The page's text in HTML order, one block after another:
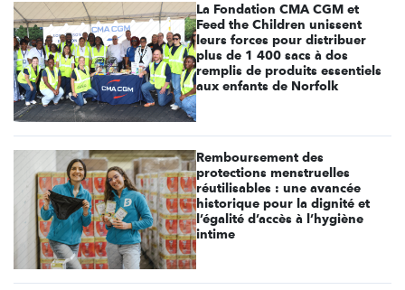
La Fondation CMA CGM et
Feed the Children unissent
leurs forces pour distribuer
plus de 1 400 sacs à dos
remplis de produits essentiels
aux enfants de Norfolk
Remboursement des
protections menstruelles
réutilisables : une avancée
historique pour la dignité et
l’égalité d’accès à l’hygiène
intime